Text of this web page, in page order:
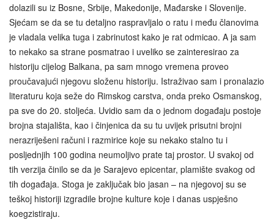
dolazili su iz Bosne, Srbije, Makedonije, Mađarske i Slovenije.
Sjećam se da se tu detaljno raspravljalo o ratu i među članovima
je vladala velika tuga i zabrinutost kako je rat odmicao. A ja sam
to nekako sa strane posmatrao i uveliko se zainteresirao za
historiju cijelog Balkana, pa sam mnogo vremena proveo
proučavajući njegovu složenu historiju. Istraživao sam i pronalazio
literaturu koja seže do Rimskog carstva, onda preko Osmanskog,
pa sve do 20. stoljeća. Uvidio sam da o jednom događaju postoje
brojna stajališta, kao i činjenica da su tu uvijek prisutni brojni
nerazriješeni računi i razmirice koje su nekako stalno tu i
posljednjih 100 godina neumoljivo prate taj prostor. U svakoj od
tih verzija činilo se da je Sarajevo epicentar, plamište svakog od
tih događaja. Stoga je zaključak bio jasan – na njegovoj su se
teškoj historiji izgradile brojne kulture koje i danas uspješno
koegzistiraju.